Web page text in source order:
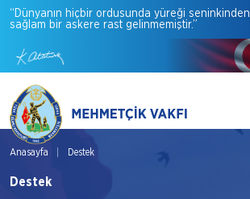
“Dünyanın hiçbir ordusunda yüreği seninkinden
sağlam bir askere rast gelinmemiştir.”
Anasayfa Destek
Destek